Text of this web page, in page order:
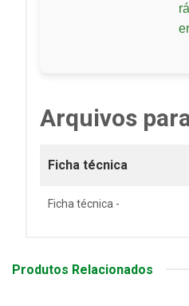
Arquivos
Ficha técnica
Ficha técnica -
Produtos Relacionados